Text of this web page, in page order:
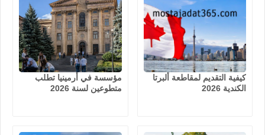
كيفية التقديم لمقاطعة ألبرتا
الكندية 2026
مؤسسة في أرمينيا تطلب
متطوعين لسنة 2026